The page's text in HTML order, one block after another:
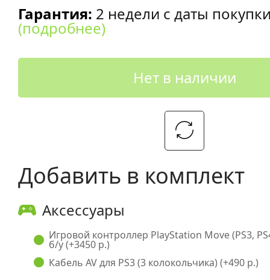
Гарантия: 2 недели с даты
(подробнее)
Нет в наличии
Добавить в комплект
Аксессуары
Игровой контроллер PlayStation Move (PS3,
б/у (+3450 р.)
Кабель AV для PS3 (3 колокольчика) (+490 р.)